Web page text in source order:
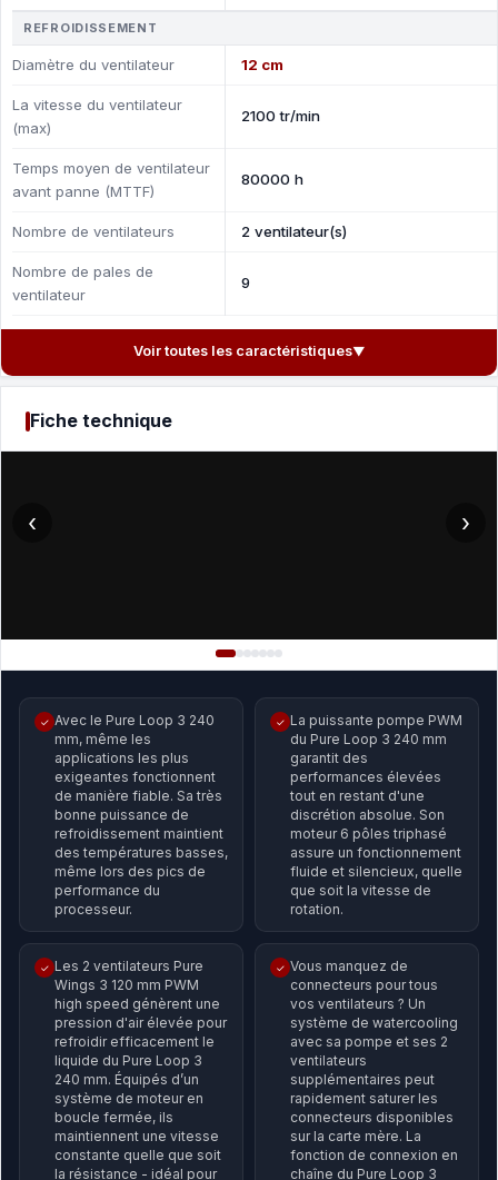
REFROIDISSEMENT
Diamètre du ventilateur 12 cm
La vitesse du ventilateur
(max)
2100 tr/min
Temps moyen de ventilateur
avant panne (MTTF)
80000 h
Nombre de ventilateurs 2 ventilateur(s)
Nombre de pales de
ventilateur
9
Voir toutes les caractéristiques▼
Fiche technique
‹ ›
✓ Avec le Pure Loop 3 240
mm, même les
applications les plus
exigeantes fonctionnent
de manière fiable. Sa très
bonne puissance de
refroidissement maintient
des températures basses,
même lors des pics de
performance du
processeur.
✓ La puissante pompe PWM
du Pure Loop 3 240 mm
garantit des
performances élevées
tout en restant d'une
discrétion absolue. Son
moteur 6 pôles triphasé
assure un fonctionnement
fluide et silencieux, quelle
que soit la vitesse de
rotation.
✓ Les 2 ventilateurs Pure
Wings 3 120 mm PWM
high speed génèrent une
pression d'air élevée pour
refroidir efficacement le
liquide du Pure Loop 3
240 mm. Équipés d’un
système de moteur en
boucle fermée, ils
maintiennent une vitesse
constante quelle que soit
la résistance - idéal pour
✓ Vous manquez de
connecteurs pour tous
vos ventilateurs ? Un
système de watercooling
avec sa pompe et ses 2
ventilateurs
supplémentaires peut
rapidement saturer les
connecteurs disponibles
sur la carte mère. La
fonction de connexion en
chaîne du Pure Loop 3